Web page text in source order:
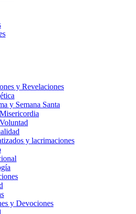
y Revelaciones
y Semana Santa
y lacrimaciones
y Devociones